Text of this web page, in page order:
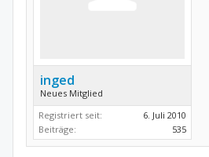
inged
Neues Mitglied
Registriert seit:
6. Juli 2010
Beiträge:
535